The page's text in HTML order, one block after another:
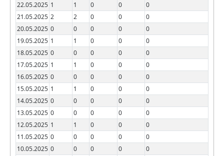
22.05.2025 1 1 0 0
0
21.05.2025 2 2 0 0
0
20.05.2025 0 0 0 0
0
19.05.2025 1 1 0 0
0
18.05.2025 0 0 0 0
0
17.05.2025 1 1 0 0
0
16.05.2025 0 0 0 0
0
15.05.2025 1 1 0 0
0
14.05.2025 0 0 0 0
0
13.05.2025 0 0 0 0
0
12.05.2025 1 1 0 0
0
11.05.2025 0 0 0 0
0
10.05.2025 0 0 0 0
0